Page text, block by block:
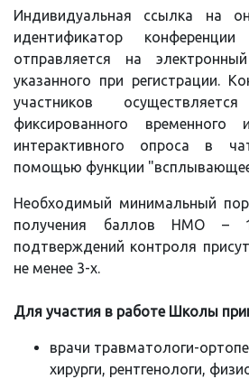
Индивидуальная ссылка на
идентификатор
отправляется на
указанного при регистрации.
участников
фиксированного
интерактивного опроса в
помощью функции
Необходимый минимальный
получения баллов НМО –
подтверждений контроля
не менее 3-х.
Для участия в работе Школы
врачи травматологи-
хирурги, рентгенологи,